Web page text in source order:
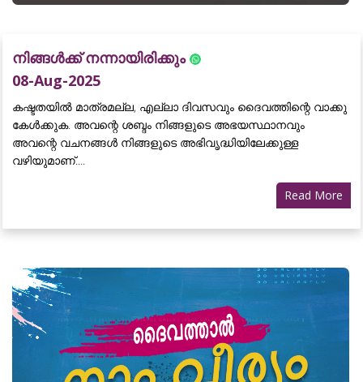
നിങ്ങൾക്ക് നന്നായിരിക്കും
08-Aug-2025
കഷ്ടതയിൽ മാത്രമല്ല, എല്ലാ ദിവസവും ദൈവത്തിന്റെ വാക്കു
കേൾക്കുക. അവന്റെ ശബ്ദം നിങ്ങളുടെ അഭയസ്ഥാനവും
അവന്റെ വചനങ്ങൾ നിങ്ങളുടെ അഭിവൃദ്ധിയിലേക്കുള്ള
വഴിയുമാണ്....
Read More